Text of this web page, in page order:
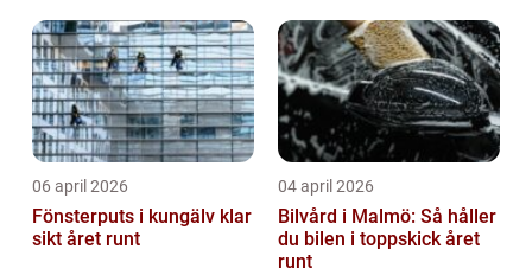
06 april 2026
Fönsterputs i kungälv klar
sikt året runt
04 april 2026
Bilvård i Malmö: Så håller
du bilen i toppskick året
runt